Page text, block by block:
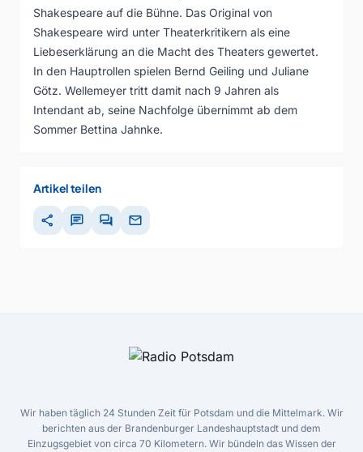
Shakespeare auf die Bühne. Das Original von
Shakespeare wird unter Theaterkritikern als eine
Liebeserklärung an die Macht des Theaters gewertet.
In den Hauptrollen spielen Bernd Geiling und Juliane
Götz. Wellemeyer tritt damit nach 9 Jahren als
Intendant ab, seine Nachfolge übernimmt ab dem
Sommer Bettina Jahnke.
Artikel teilen
share chat forum mail
Wir haben täglich 24 Stunden Zeit für Potsdam und die Mittelmark. Wir
berichten aus der Brandenburger Landeshauptstadt und dem
Einzugsgebiet von circa 70 Kilometern. Wir bündeln das Wissen der